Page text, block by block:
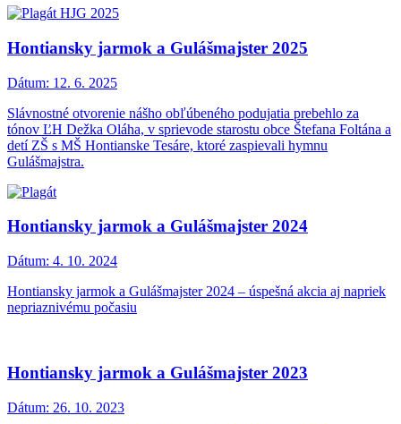
Hontiansky jarmok a Gulášmajster 2025
Dátum: 12. 6. 2025
Slávnostné otvorenie nášho obľúbeného podujatia prebehlo za
tónov ĽH Dežka Oláha, v sprievode starostu obce Štefana Foltána a
detí ZŠ s MŠ Hontianske Tesáre, ktoré zaspievali hymnu
Gulášmajstra.
Hontiansky jarmok a Gulášmajster 2024
Dátum: 4. 10. 2024
Hontiansky jarmok a Gulášmajster 2024 – úspešná akcia aj napriek
nepriaznivému počasiu
Hontiansky jarmok a Gulášmajster 2023
Dátum: 26. 10. 2023